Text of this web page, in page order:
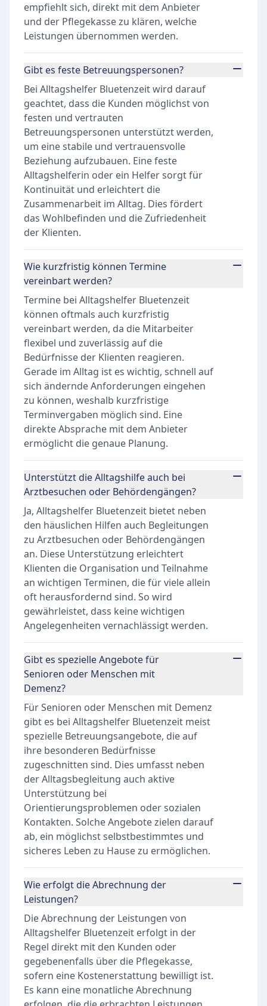
empfiehlt sich, direkt mit dem Anbieter
und der Pflegekasse zu klären, welche
Leistungen übernommen werden.
Gibt es feste Betreuungspersonen?
Bei Alltagshelfer Bluetenzeit wird darauf
geachtet, dass die Kunden möglichst von
festen und vertrauten
Betreuungspersonen unterstützt werden,
um eine stabile und vertrauensvolle
Beziehung aufzubauen. Eine feste
Alltagshelferin oder ein Helfer sorgt für
Kontinuität und erleichtert die
Zusammenarbeit im Alltag. Dies fördert
das Wohlbefinden und die Zufriedenheit
der Klienten.
Wie kurzfristig können Termine
vereinbart werden?
Termine bei Alltagshelfer Bluetenzeit
können oftmals auch kurzfristig
vereinbart werden, da die Mitarbeiter
flexibel und zuverlässig auf die
Bedürfnisse der Klienten reagieren.
Gerade im Alltag ist es wichtig, schnell auf
sich ändernde Anforderungen eingehen
zu können, weshalb kurzfristige
Terminvergaben möglich sind. Eine
direkte Absprache mit dem Anbieter
ermöglicht die genaue Planung.
Unterstützt die Alltagshilfe auch bei
Arztbesuchen oder Behördengängen?
Ja, Alltagshelfer Bluetenzeit bietet neben
den häuslichen Hilfen auch Begleitungen
zu Arztbesuchen oder Behördengängen
an. Diese Unterstützung erleichtert
Klienten die Organisation und Teilnahme
an wichtigen Terminen, die für viele allein
oft herausfordernd sind. So wird
gewährleistet, dass keine wichtigen
Angelegenheiten vernachlässigt werden.
Gibt es spezielle Angebote für
Senioren oder Menschen mit
Demenz?
Für Senioren oder Menschen mit Demenz
gibt es bei Alltagshelfer Bluetenzeit meist
spezielle Betreuungsangebote, die auf
ihre besonderen Bedürfnisse
zugeschnitten sind. Dies umfasst neben
der Alltagsbegleitung auch aktive
Unterstützung bei
Orientierungsproblemen oder sozialen
Kontakten. Solche Angebote zielen darauf
ab, ein möglichst selbstbestimmtes und
sicheres Leben zu Hause zu ermöglichen.
Wie erfolgt die Abrechnung der
Leistungen?
Die Abrechnung der Leistungen von
Alltagshelfer Bluetenzeit erfolgt in der
Regel direkt mit den Kunden oder
gegebenenfalls über die Pflegekasse,
sofern eine Kostenerstattung bewilligt ist.
Es kann eine monatliche Abrechnung